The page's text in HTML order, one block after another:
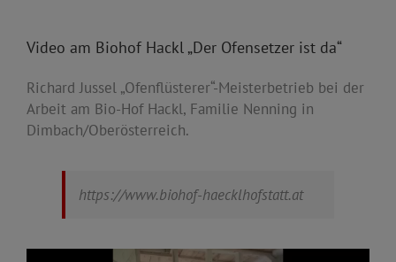
Video am Biohof Hackl „Der Ofensetzer ist da“
Richard Jussel „Ofenflüsterer“-Meisterbetrieb bei der
Arbeit am Bio-Hof Hackl, Familie Nenning in
Dimbach/Oberösterreich.
https://www.biohof-haecklhofstatt.at